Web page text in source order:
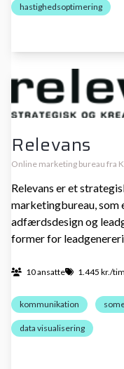
hastighedsoptimering
Relevans
Online marketing bureau fra
Relevans er et
marketingbureau, som
adfærdsdesign og
former for
10 ansatte 1.445 kr./
kommunikation
data visualisering